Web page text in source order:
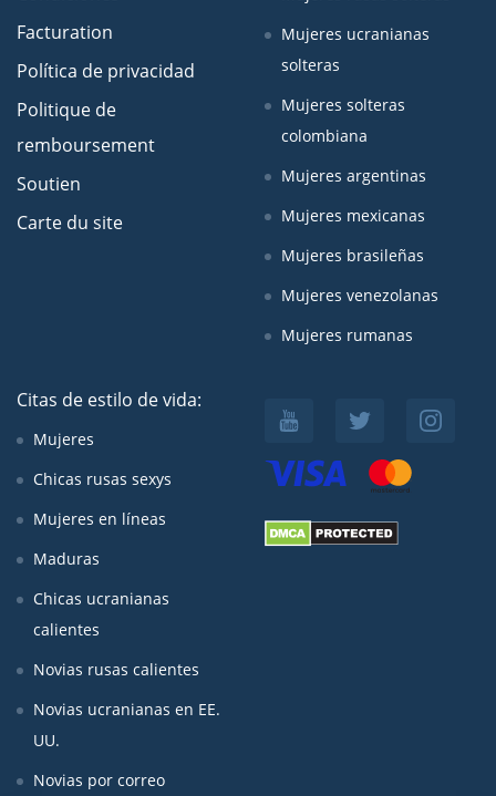
Facturation
Política de privacidad
Politique de
remboursement
Soutien
Carte du site
Mujeres ucranianas
solteras
Mujeres solteras
colombiana
Mujeres argentinas
Mujeres mexicanas
Mujeres brasileñas
Mujeres venezolanas
Mujeres rumanas
Citas de estilo de vida:
Mujeres
Chicas rusas sexys
Mujeres en líneas
Maduras
Chicas ucranianas
calientes
Novias rusas calientes
Novias ucranianas en EE.
UU.
Novias por correo